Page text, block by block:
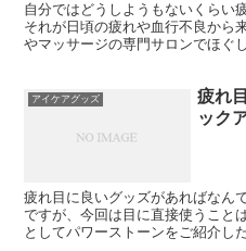
自分ではどうしようもないくらい
それが日頃の疲れや血行不良から
やマッサージの専門サロンでほぐ
アイケアグッズ
疲れ
ック
疲れ目に良いグッズがあればなん
ですが、今回は目に直接使うこと
としてパワーストーンをご紹介し